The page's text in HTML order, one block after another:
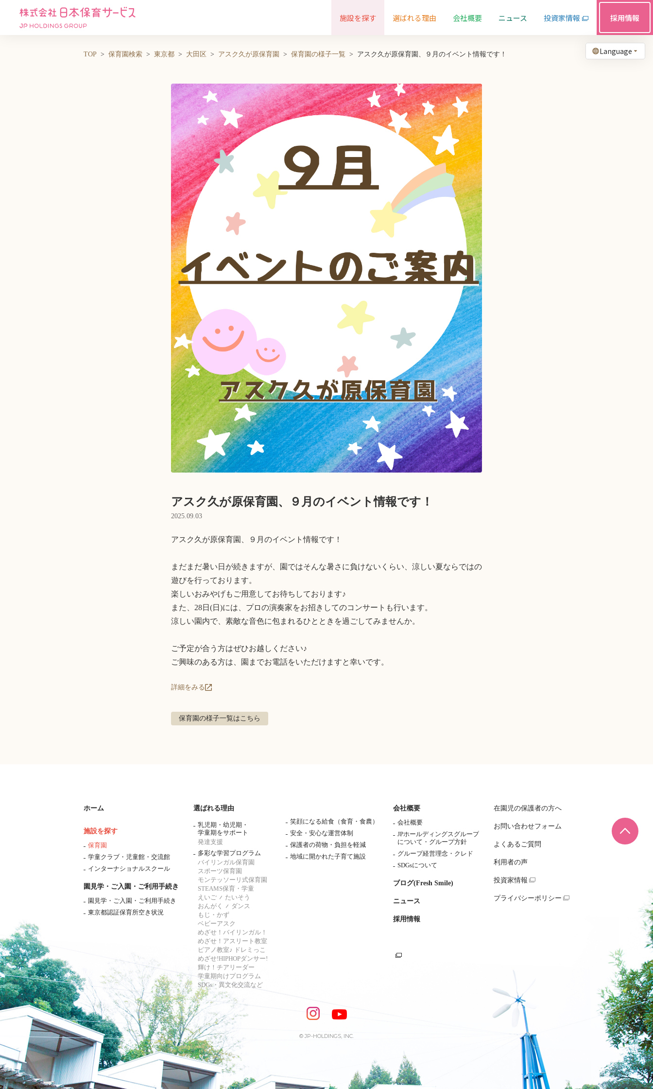
Language
施設を探す 選ばれる理由 会社概要 ニュース 投資家情報 採用情報
TOP 保育園検索 東京都 大田区 アスク久が原保育園 保育園の様子一覧 アスク久が原保育園、９月のイベント情報です！
アスク久が原保育園、９月のイベント情報です！
2025.09.03
アスク久が原保育園、９月のイベント情報です！
まだまだ暑い日が続きますが、園ではそんな暑さに負けないくらい、涼しい夏ならではの
遊びを行っております。
楽しいおみやげもご用意してお待ちしております♪
また、28日(日)には、プロの演奏家をお招きしてのコンサートも行います。
涼しい園内で、素敵な音色に包まれるひとときを過ごしてみませんか。
ご予定が合う方はぜひお越しください♪
ご興味のある方は、園までお電話をいただけますと幸いです。
詳細をみる
保育園の様子一覧はこちら
ページ
ホーム
施設を探す
保育園
学童クラブ・児童館・交流館
インターナショナルスクール
園見学・ご入園・ご利用手続き
園見学・ご入園・ご利用手続き
東京都認証保育所空き状況
選ばれる理由
乳児期・幼児期・
学童期をサポート
発達支援
多彩な学習プログラム
バイリンガル保育園
スポーツ保育園
モンテッソーリ式保育園
STEAMS保育・学童
えいご
たいそう
おんがく
ダンス
もじ・かず
ベビーアスク
めざせ！バイリンガル！
めざせ！アスリート教室
ピアノ教室♪ ドレミっこ
めざせ!HIPHOPダンサー!
輝け！チアリーダー
学童期向けプログラム
SDGs・異文化交流など
笑顔になる給食（食育・食農）
安全・安心な運営体制
保護者の荷物・負担を軽減
地域に開かれた子育て施設
会社概要
会社概要
JPホールディングスグループ
について・ グループ方針
グループ経営理念・クレド
SDGsについて
ブログ(Fresh Smile)
ニュース
採用情報
在園児の保護者の方へ
お問い合わせフォーム
よくあるご質問
利用者の声
投資家情報
プライバシーポリシー
© JP-HOLDINGS, INC.